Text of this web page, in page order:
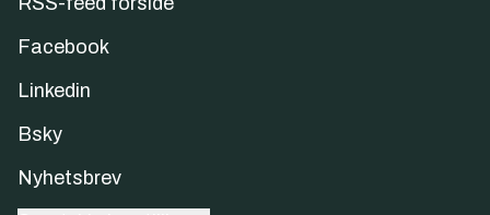
Facebook
Linkedin
Bsky
Nyhetsbrev